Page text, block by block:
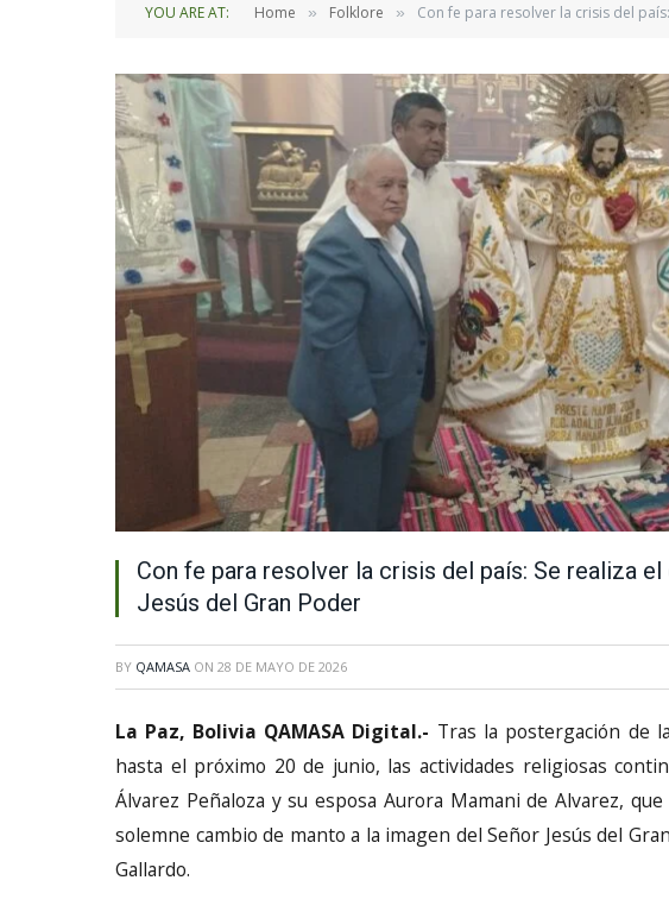
YOU ARE AT: Home » Folklore » Con fe para resolver la crisis del
Con fe para resolver la crisis del país: Se realiza
Jesús del Gran Poder
BY QAMASA ON 28 DE MAYO DE 2026
La Paz, Bolivia QAMASA Digital.- Tras la postergación de
hasta el próximo 20 de junio, las actividades religiosas
Álvarez Peñaloza y su esposa Aurora Mamani de Alvarez,
solemne cambio de manto a la imagen del Señor Jesús del
Gallardo.